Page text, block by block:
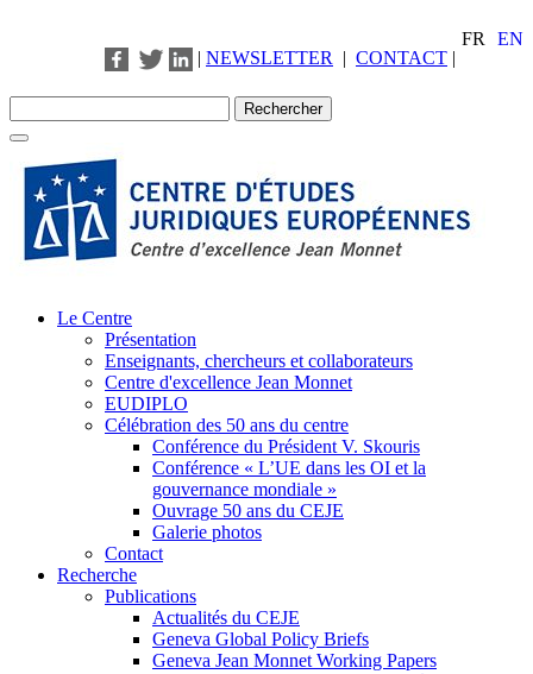
FR
EN
| NEWSLETTER | CONTACT |
Le Centre
Présentation
Enseignants, chercheurs et collaborateurs
Centre d'excellence Jean Monnet
EUDIPLO
Célébration des 50 ans du centre
Conférence du Président V. Skouris
Conférence « L’UE dans les OI et la
gouvernance mondiale »
Ouvrage 50 ans du CEJE
Galerie photos
Contact
Recherche
Publications
Actualités du CEJE
Geneva Global Policy Briefs
Geneva Jean Monnet Working Papers